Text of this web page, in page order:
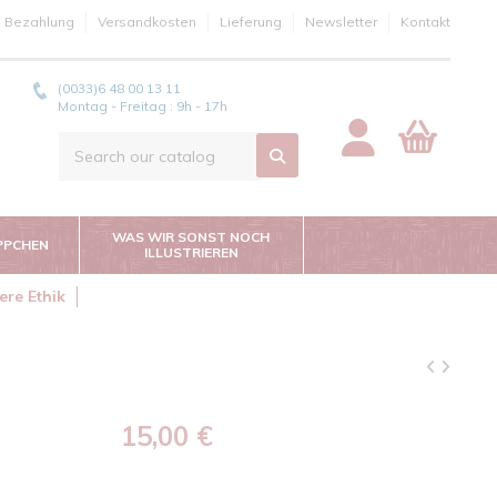
Bezahlung Versandkosten Lieferung Newsletter Kontakt
(0033)6 48 00 13 11
Montag - Freitag : 9h - 17h
WAS WIR SONST NOCH
ILLUSTRIEREN
Ethik
15,00 €